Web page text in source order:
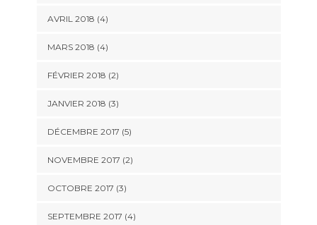
AVRIL 2018 (4)
MARS 2018 (4)
FÉVRIER 2018 (2)
JANVIER 2018 (3)
DÉCEMBRE 2017 (5)
NOVEMBRE 2017 (2)
OCTOBRE 2017 (3)
SEPTEMBRE 2017 (4)